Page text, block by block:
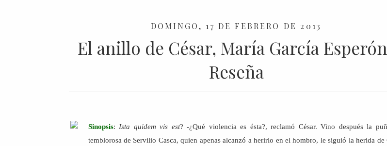
DOMINGO, 17 DE FEBRERO DE 2013
El anillo de César, María García
Reseña
Sinopsis: Ista quidem vis est? -¿Qué violencia es ésta?, reclamó César. Vino después la
temblorosa de Servilio Casca, quien apenas alcanzó a herirlo en el hombro, le siguió la herida de